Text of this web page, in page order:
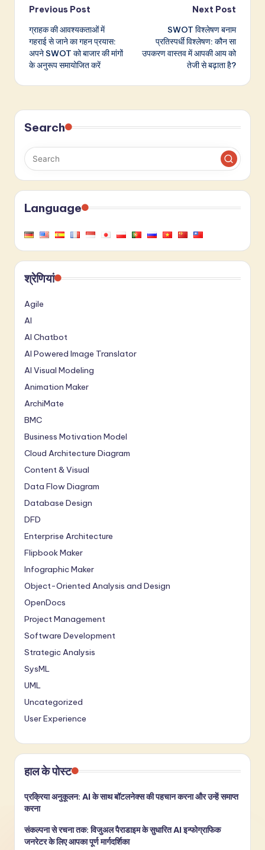
Post
navigation
Previous Post
ग्राहक की आवश्यकताओं में
गहराई से जाने का गहन प्रयास:
अपने SWOT को बाजार की मांगों
के अनुरूप समायोजित करें
Next Post
SWOT विश्लेषण बनाम
प्रतिस्पर्धी विश्लेषण: कौन सा
उपकरण वास्तव में आपकी आय को
तेजी से बढ़ाता है?
Search
Language
श्रेणियां
Agile
AI
AI Chatbot
AI Powered Image Translator
AI Visual Modeling
Animation Maker
ArchiMate
BMC
Business Motivation Model
Cloud Architecture Diagram
Content & Visual
Data Flow Diagram
Database Design
DFD
Enterprise Architecture
Flipbook Maker
Infographic Maker
Object-Oriented Analysis and Design
OpenDocs
Project Management
Software Development
Strategic Analysis
SysML
UML
Uncategorized
User Experience
हाल के पोस्ट
प्रक्रिया अनुकूलन: AI के साथ बॉटलनेक्स की पहचान करना और उन्हें समाप्त
करना
संकल्पना से रचना तक: विजुअल पैराडाइम के सुधारित AI इन्फोग्राफिक
जनरेटर के लिए आपका पूर्ण मार्गदर्शिका